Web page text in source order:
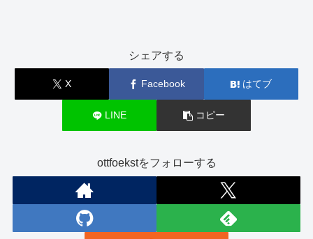
シェアする
X Facebook はてブ
LINE コピー
ottfoekstをフォローする